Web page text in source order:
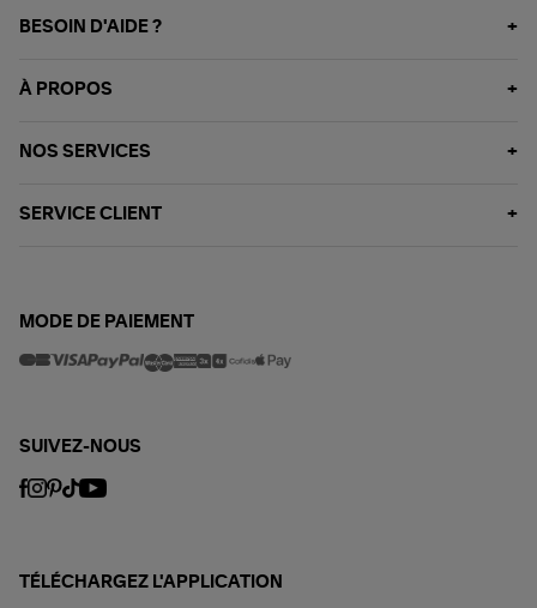
BESOIN D'AIDE ?
À PROPOS
NOS SERVICES
SERVICE CLIENT
MODE DE PAIEMENT
SUIVEZ-NOUS
TÉLÉCHARGEZ L'APPLICATION